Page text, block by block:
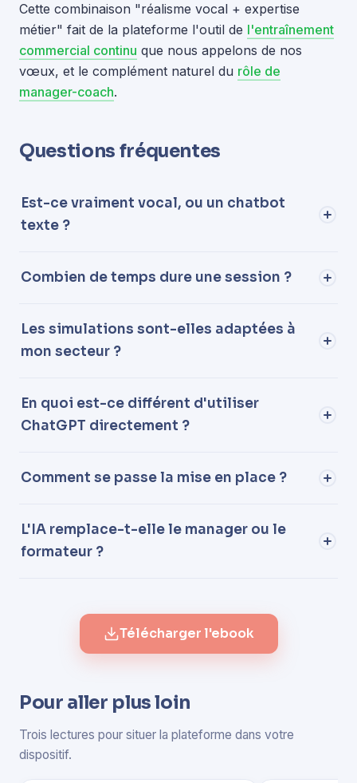
Cette combinaison "réalisme vocal + expertise
métier" fait de la plateforme l'outil de l'entraînement
commercial continu que nous appelons de nos
vœux, et le complément naturel du rôle de
manager-coach.
Questions fréquentes
Est-ce vraiment vocal, ou un chatbot
texte ?
Combien de temps dure une session ?
Les simulations sont-elles adaptées à
mon secteur ?
En quoi est-ce différent d'utiliser
ChatGPT directement ?
Comment se passe la mise en place ?
L'IA remplace-t-elle le manager ou le
formateur ?
Télécharger l'ebook
Pour aller plus loin
Trois lectures pour situer la plateforme dans votre
dispositif.